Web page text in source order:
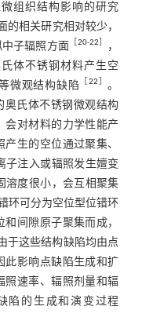
组织结构影响的研究
的相关研究相对较少，
子辐照方面［20-22］
，
体不锈钢材料产生空
微观结构缺陷
［22］ 。
奥氏体不锈钢微观结构
会对材料的力学性能产
生的空位通过聚集、
子注入或辐照发生嬗变
溶度很小，会互相聚集
环可分为空位型位错环
间隙原子聚集而成，
于这些结构缺陷均由点
此影响点缺陷生成和扩
照速率、辐照剂量和辐
陷的生成和演变过程